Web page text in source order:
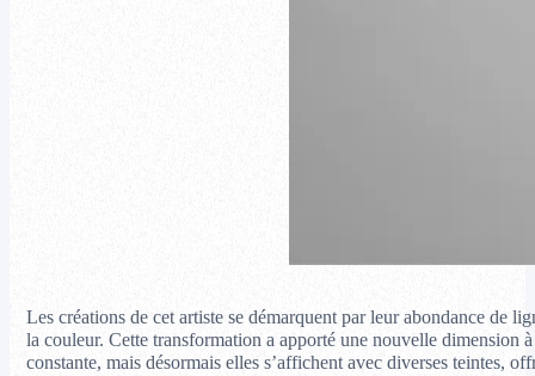
Les créations de cet artiste se démarquent par leur abondance de
la couleur. Cette transformation a apporté une nouvelle dimension
constante, mais désormais elles s’affichent avec diverses teintes,